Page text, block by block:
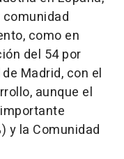
como en
del 54 por
Madrid, con el
aunque el
y la Comunidad